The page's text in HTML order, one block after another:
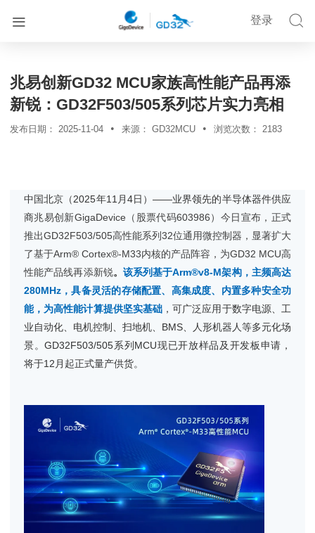
 
登录
首页
兆易创新GD32 MCU家族高性能产品再添
新锐：GD32F503/505系列芯片实力亮相
发布日期： 2025-11-04 • 来源： GD32MCU • 浏览次数： 2183
中国北京（2025年11月4日）——业界领先的半导体器件供应
商兆易创新GigaDevice（股票代码603986）今日宣布，正式
推出GD32F503/505高性能系列32位通用微控制器，显著扩大
了基于Arm® Cortex®-M33内核的产品阵容，为GD32 MCU高
性能产品线再添新锐。 该系列基于Arm®v8-M架构，主频高达
280MHz，具备灵活的存储配置、高集成度、内置多种安全功
能，为高性能计算提供坚实基础 ，可广泛应用于数字电源、工
业自动化、电机控制、扫地机、BMS、人形机器人等多元化场
景。GD32F503/505系列MCU现已开放样品及开发板申请，
将于12月起正式量产供货。